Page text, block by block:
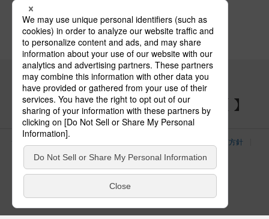
パナソニックの電気設備 SNSアカウント
サイトのご利用にあたって
個人情報保護方針
パナソニック ホールディングス
Area/Country
電気・建築設備（ビジネス）